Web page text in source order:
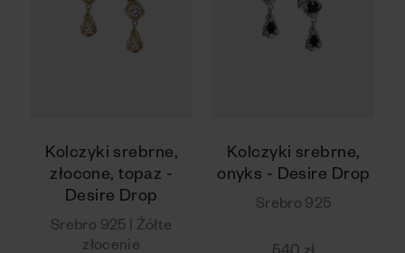
Kolczyki srebrne,
złocone, topaz -
Desire Drop
Srebro 925 | Żółte
złocenie
Kolczyki srebrne,
onyks - Desire Drop
Srebro 925